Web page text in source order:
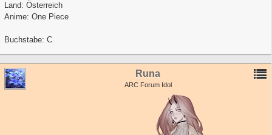
Land: Österreich
Anime: One Piece
Buchstabe: C
Runa
ARC Forum Idol